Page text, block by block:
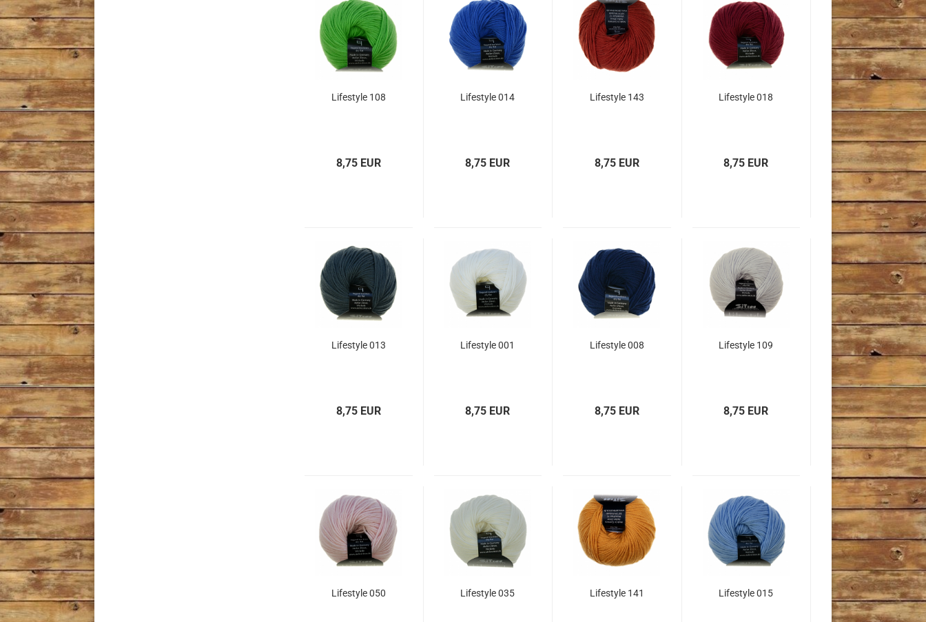
Lifestyle 108
8,75 EUR
Lifestyle 014
8,75 EUR
Lifestyle 143
8,75 EUR
Lifestyle 018
8,75 EUR
Lifestyle 013
8,75 EUR
Lifestyle 001
8,75 EUR
Lifestyle 008
8,75 EUR
Lifestyle 109
8,75 EUR
Lifestyle 050 Lifestyle 035 Lifestyle 141 Lifestyle 015